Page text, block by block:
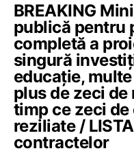
BREAKING
publică pentru
completă a
singură
educație,
plus de zeci de
timp ce zeci
reziliate /
contractelor